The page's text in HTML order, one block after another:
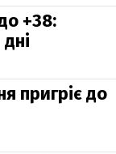
+38:
пригріє до